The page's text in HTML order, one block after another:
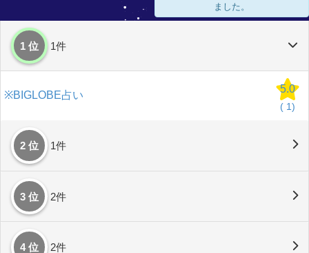
ました。
1 位 1件
※BIGLOBE占い
5.0
( 1)
2 位 1件
3 位 2件
4 位 2件